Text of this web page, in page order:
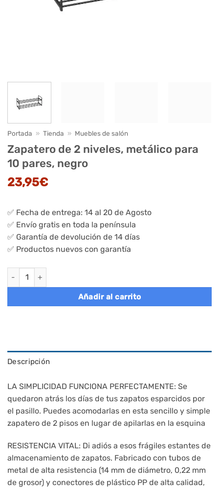
Portada » Tienda » Muebles de salón
Zapatero de 2 niveles, metálico para
10 pares, negro
23,95€
✅ Fecha de entrega: 14 al 20 de Agosto
✅ Envío gratis en toda la península
✅ Garantía de devolución de 14 días
✅ Productos nuevos con garantía
Zapatero de 2 niveles, metálico para 10 pares, negro cantidad
Añadir al carrito
Descripción
LA SIMPLICIDAD FUNCIONA PERFECTAMENTE: Se
quedaron atrás los días de tus zapatos esparcidos por
el pasillo. Puedes acomodarlas en esta sencillo y simple
zapatero de 2 pisos en lugar de apilarlas en la esquina
RESISTENCIA VITAL: Di adiós a esos frágiles estantes de
almacenamiento de zapatos. Fabricado con tubos de
metal de alta resistencia (14 mm de diámetro, 0,22 mm
de grosor) y conectores de plástico PP de alta calidad,